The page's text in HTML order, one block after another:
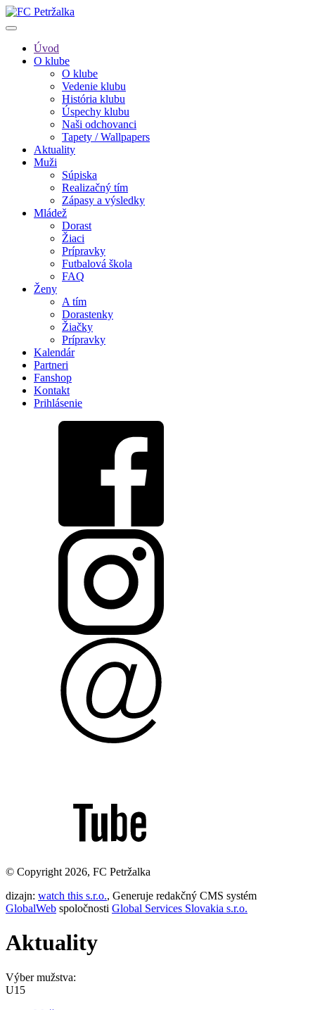
Úvod
O klube
O klube
Vedenie klubu
História klubu
Úspechy klubu
Naši odchovanci
Tapety / Wallpapers
Aktuality
Muži
Súpiska
Realizačný tím
Zápasy a výsledky
Mládež
Dorast
Žiaci
Prípravky
Futbalová škola
FAQ
Ženy
A tím
Dorastenky
Žiačky
Prípravky
Kalendár
Partneri
Fanshop
Kontakt
Prihlásenie
© Copyright 2026, FC Petržalka
dizajn: watch this s.r.o., Generuje redakčný CMS systém
GlobalWeb spoločnosti Global Services Slovakia s.r.o.
Aktuality
Výber mužstva:
U15